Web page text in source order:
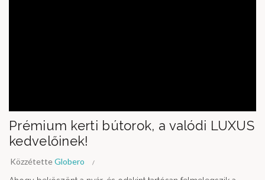
Prémium kerti bútorok, a valódi LUXUS
kedvelőinek!
KözzétetteGlobero